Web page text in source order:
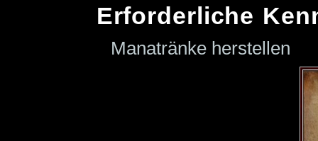
Erforderliche
Manatränke herstellen